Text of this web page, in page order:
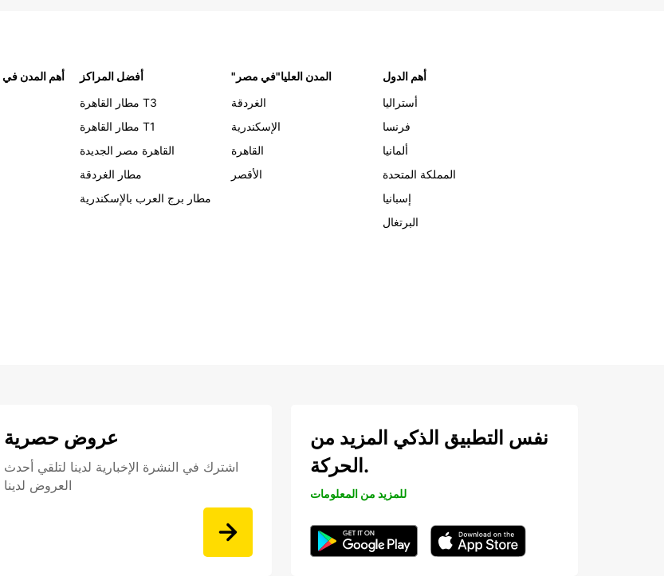
أهم المدن في
أفضل المراكز
مطار القاهرة T3
مطار القاهرة T1
القاهرة مصر الجديدة
مطار الغردقة
مطار برج العرب بالإسكندرية
"المدن العليا"في مصر
الغردقة
الإسكندرية
القاهرة
الأقصر
أهم الدول
أستراليا
فرنسا
ألمانيا
المملكة المتحدة
إسبانيا
البرتغال
عروض حصرية
اشترك في النشرة الإخبارية لدينا لتلقي أحدث
العروض لدينا
نفس التطبيق الذكي المزيد من
الحركة.
للمزيد من المعلومات